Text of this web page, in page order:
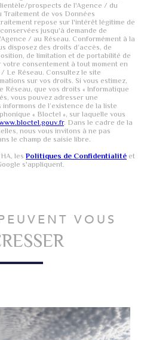
prospects de l'Agence / du
Traitement de vos Données
repose sur l'intérêt légitime de
jusqu'à demande de
/ au Réseau. Conformément à la
disposez des droits d’accès, de
de limitation et de portabilité de
consentement à tout moment en
Le Réseau. Consultez le site
sur vos droits. Si vous estimez,
que vos droits « Informatique
vous pouvez adresser une
de l’existence de la liste
« Bloctel », sur laquelle vous
. Dans le cadre de la
nous vous invitons à ne pas
le champ de saisie libre.
les Politiques de Confidentialité et
s'appliquent.
VOUS